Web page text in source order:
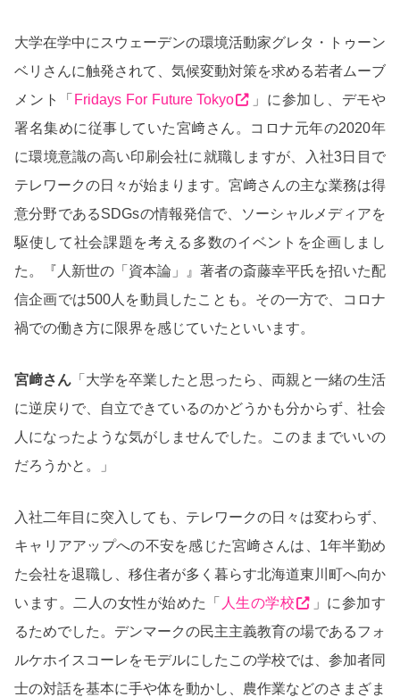
大学在学中にスウェーデンの環境活動家グレタ・トゥーン
ベリさんに触発されて、気候変動対策を求める若者ムーブ
メント「 Fridays For Future Tokyo
」に参加し、デモや
署名集めに従事していた宮﨑さん。コロナ元年の2020年
に環境意識の高い印刷会社に就職しますが、入社3日目で
テレワークの日々が始まります。宮﨑さんの主な業務は得
意分野であるSDGsの情報発信で、ソーシャルメディアを
駆使して社会課題を考える多数のイベントを企画しまし
た。『人新世の「資本論」』著者の斎藤幸平氏を招いた配
信企画では500人を動員したことも。その一方で、コロナ
禍での働き方に限界を感じていたといいます。
宮﨑さん 「大学を卒業したと思ったら、両親と一緒の生活
に逆戻りで、自立できているのかどうかも分からず、社会
人になったような気がしませんでした。このままでいいの
だろうかと。」
入社二年目に突入しても、テレワークの日々は変わらず、
キャリアアップへの不安を感じた宮﨑さんは、1年半勤め
た会社を退職し、移住者が多く暮らす北海道東川町へ向か
います。二人の女性が始めた「 人生の学校
」に参加す
るためでした。デンマークの民主主義教育の場であるフォ
ルケホイスコーレをモデルにしたこの学校では、参加者同
士の対話を基本に手や体を動かし、農作業などのさまざま